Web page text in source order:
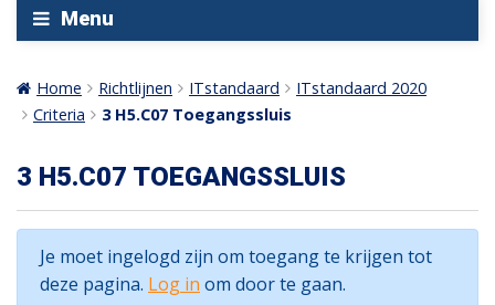
Menu
Home Richtlijnen ITstandaard
ITstandaard 2020
Criteria
3 H5.C07 Toegangssluis
3 H5.C07 TOEGANGSSLUIS
Je moet ingelogd zijn om toegang te krijgen tot
deze pagina. Log in om door te gaan.